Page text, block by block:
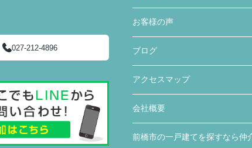
027-212-4896
お客様の声
ブログ
アクセスマップ
会社概要
前橋市の一戸建てを探すなら仲